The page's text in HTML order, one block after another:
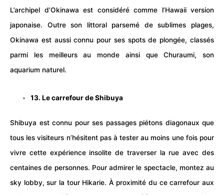
L’archipel d’Okinawa est considéré comme l’Hawaii version
japonaise. Outre son littoral parsemé de sublimes plages,
Okinawa est aussi connu pour ses spots de plongée, classés
parmi les meilleurs au monde ainsi que Churaumi, son
aquarium naturel.
13. Le carrefour de Shibuya
Shibuya est connu pour ses passages piétons diagonaux que
tous les visiteurs n’hésitent pas à tester au moins une fois pour
vivre cette expérience insolite de traverser la rue avec des
centaines de personnes. Pour admirer le spectacle, montez au
sky lobby, sur la tour Hikarie. À proximité du ce carrefour aux